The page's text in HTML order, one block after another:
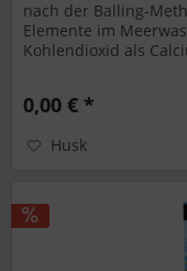
nach der Balling-
Elemente im
Kohlendioxid als
0,00 € *
Husk